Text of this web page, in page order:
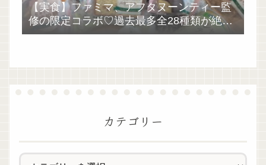
【実食】ファミマ、アフタヌーンティー監
修の限定コラボ♡過去最多全28種類が絶品
過ぎた！
カテゴリー